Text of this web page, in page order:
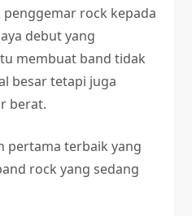
rock kepada
debut yang
membuat band tidak
besar tetapi juga
berat.
pertama terbaik yang
rock yang sedang